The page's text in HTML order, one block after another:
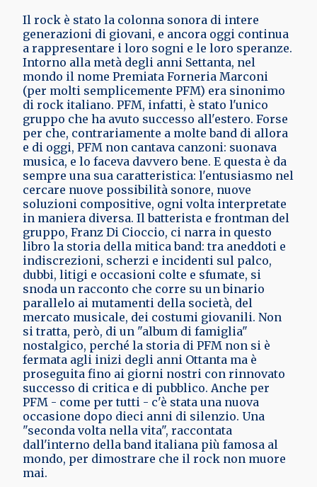
Il rock è stato la colonna sonora di intere
generazioni di giovani, e ancora oggi continua
a rappresentare i loro sogni e le loro speranze.
Intorno alla metà degli anni Settanta, nel
mondo il nome Premiata Forneria Marconi
(per molti semplicemente PFM) era sinonimo
di rock italiano. PFM, infatti, è stato l'unico
gruppo che ha avuto successo all'estero. Forse
per che, contrariamente a molte band di allora
e di oggi, PFM non cantava canzoni: suonava
musica, e lo faceva davvero bene. E questa è da
sempre una sua caratteristica: l'entusiasmo nel
cercare nuove possibilità sonore, nuove
soluzioni compositive, ogni volta interpretate
in maniera diversa. Il batterista e frontman del
gruppo, Franz Di Cioccio, ci narra in questo
libro la storia della mitica band: tra aneddoti e
indiscrezioni, scherzi e incidenti sul palco,
dubbi, litigi e occasioni colte e sfumate, si
snoda un racconto che corre su un binario
parallelo ai mutamenti della società, del
mercato musicale, dei costumi giovanili. Non
si tratta, però, di un "album di famiglia"
nostalgico, perché la storia di PFM non si è
fermata agli inizi degli anni Ottanta ma è
proseguita fino ai giorni nostri con rinnovato
successo di critica e di pubblico. Anche per
PFM - come per tutti - c'è stata una nuova
occasione dopo dieci anni di silenzio. Una
"seconda volta nella vita", raccontata
dall'interno della band italiana più famosa al
mondo, per dimostrare che il rock non muore
mai.